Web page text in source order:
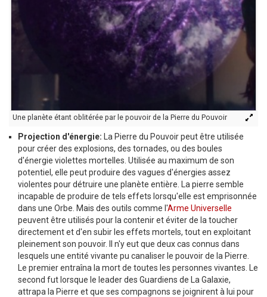
Une planète étant oblitérée par le pouvoir de la Pierre du Pouvoir
Projection d'énergie:
La Pierre du Pouvoir peut être utilisée
pour créer des explosions, des tornades, ou des boules
d'énergie violettes mortelles. Utilisée au maximum de son
potentiel, elle peut produire des vagues d'énergies assez
violentes pour détruire une planète entière. La pierre semble
incapable de produire de tels effets lorsqu'elle est emprisonnée
dans une Orbe. Mais des outils comme l'Arme Universelle
peuvent être utilisés pour la contenir et éviter de la toucher
directement et d'en subir les effets mortels, tout en exploitant
pleinement son pouvoir. Il n'y eut que deux cas connus dans
lesquels une entité vivante pu canaliser le pouvoir de la Pierre.
Le premier entraîna la mort de toutes les personnes vivantes. Le
second fut lorsque le leader des Guardiens de La Galaxie,
attrapa la Pierre et que ses compagnons se joignirent à lui pour